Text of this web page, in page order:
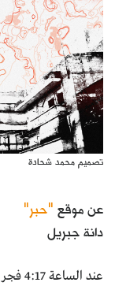
تصميم محمد شحادة
عن موقع "حبر"
دانة جبريل
عند